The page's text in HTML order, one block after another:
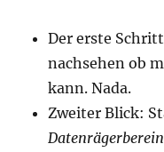
Der erste
nachsehen ob
kann. Nada.
Zweiter Blick: